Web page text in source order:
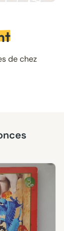
de chez